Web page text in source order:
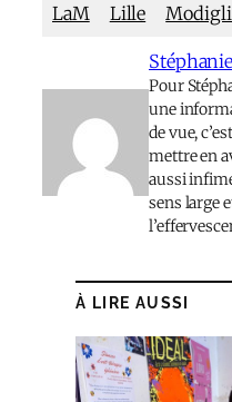
LaM
Lille
Pour
une
de vue,
mettre en
aussi
sens large
À LIRE AUSSI